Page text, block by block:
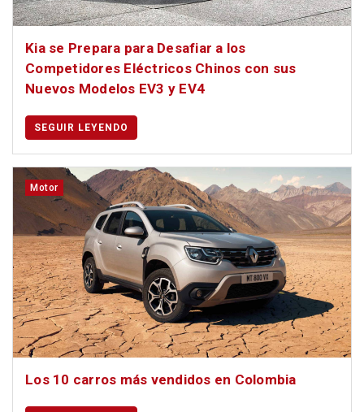
Kia se Prepara para Desafiar a los
Competidores Eléctricos Chinos con sus
Nuevos Modelos EV3 y EV4
SEGUIR LEYENDO
Motor
Los 10 carros más vendidos en Colombia